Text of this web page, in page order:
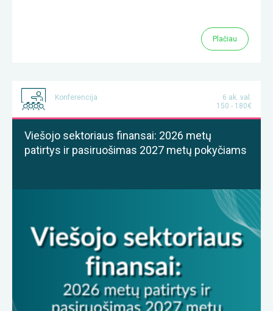
Plačiau
Konferencija
6 ak. val.
150 - 180€
Viešojo sektoriaus finansai: 2026 metų
patirtys ir pasiruošimas 2027 metų pokyčiams